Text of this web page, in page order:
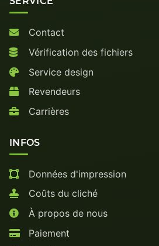
Contact
Vérification des fichiers
Service design
Revendeurs
Carrières
INFOS
Données d'impression
Coûts du cliché
À propos de nous
Paiement